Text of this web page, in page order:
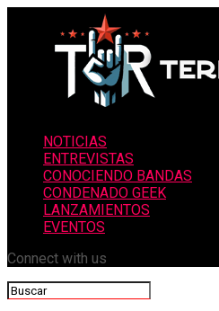
NOTICIAS
ENTREVISTAS
CONOCIENDO BANDAS
CONDENADO GEEK
LANZAMIENTOS
EVENTOS
Connect with us